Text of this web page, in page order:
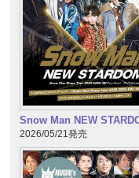
Snow Man NEW
2026/05/21発売